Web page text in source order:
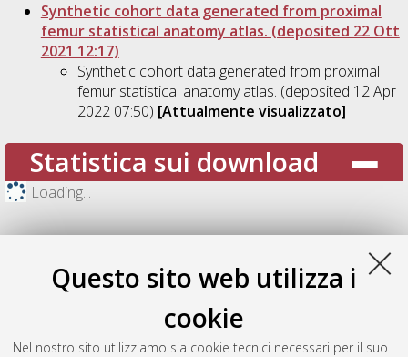
Questo sito web utilizza i
cookie
Nel nostro sito utilizziamo sia cookie tecnici necessari per il suo
Synthetic cohort data generated from proximal
femur statistical anatomy atlas. (deposited 22 Ott
2021 12:17)
Synthetic cohort data generated from proximal
femur statistical anatomy atlas. (deposited 12 Apr
2022 07:50) [Attualmente visualizzato]
Statistica sui download
Loading...